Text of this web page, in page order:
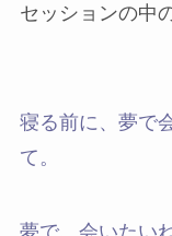
セッションの中
寝る前に、夢で
て。
夢で、会いたいね